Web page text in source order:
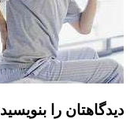
دیدگاهتان را بنویسید